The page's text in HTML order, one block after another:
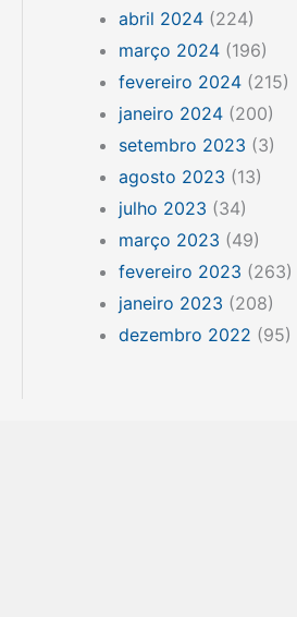
abril 2024 (224)
março 2024 (196)
fevereiro 2024 (215)
janeiro 2024 (200)
setembro 2023 (3)
agosto 2023 (13)
julho 2023 (34)
março 2023 (49)
fevereiro 2023 (263)
janeiro 2023 (208)
dezembro 2022 (95)